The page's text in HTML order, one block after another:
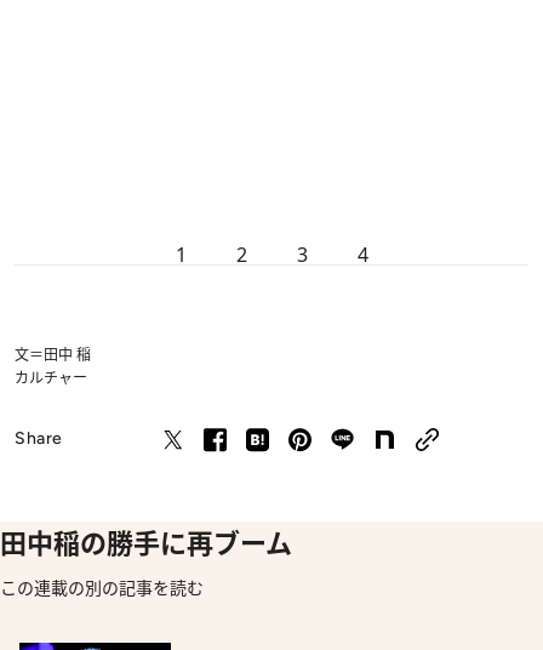
1 2 3 4
文＝田中 稲
カルチャー
Share
田中稲の勝手に再ブーム
この連載の別の記事を読む